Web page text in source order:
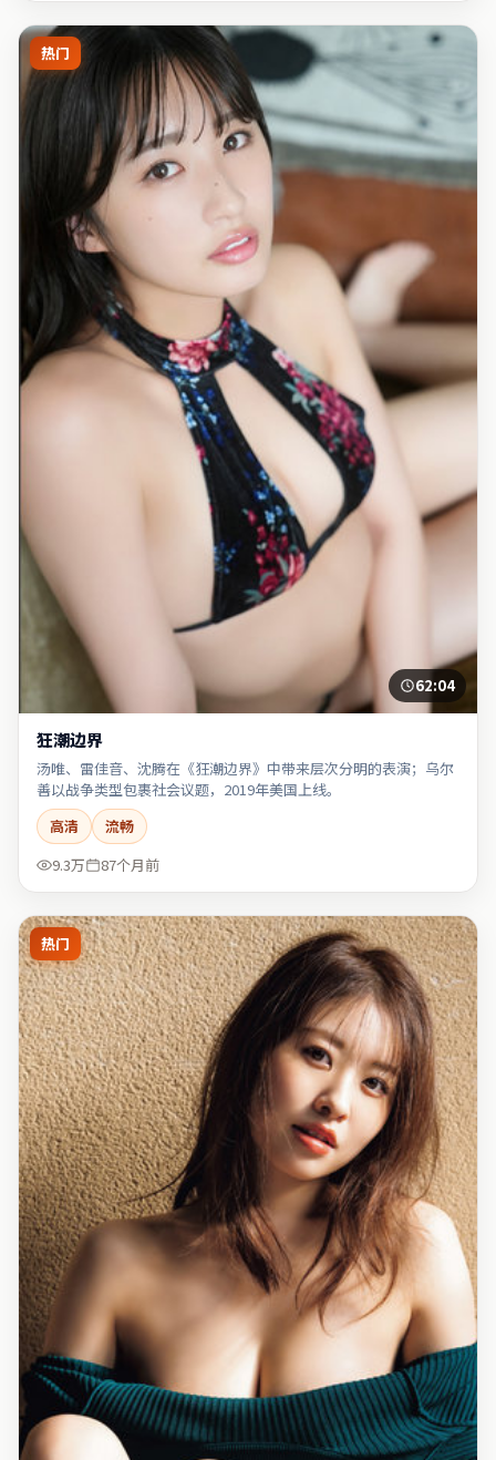
热门
62:04
狂潮边界
汤唯、雷佳音、沈腾在《狂潮边界》中带来层次分明的表演；乌尔
善以战争类型包裹社会议题，2019年美国上线。
高清
流畅
9.3万
87个月前
热门